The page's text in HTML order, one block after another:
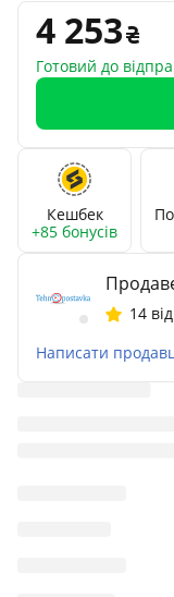
4 253
Готовий до
Кешбек
+85 бонусів
14
Написати